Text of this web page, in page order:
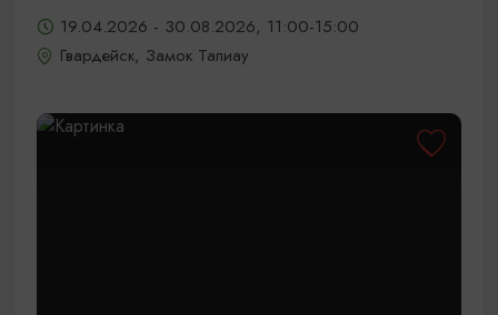
19.04.2026 - 30.08.2026, 11:00-15:00
Гвардейск, Замок Тапиау